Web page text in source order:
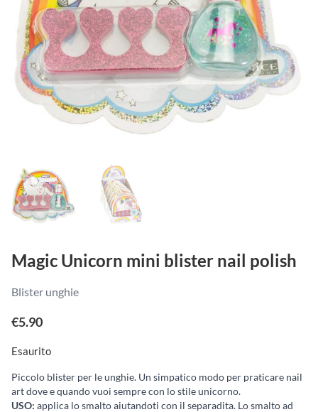
Magic Unicorn mini blister nail polish
Blister unghie
€5.90
Esaurito
Piccolo blister per le unghie. Un simpatico modo per praticare nail
art dove e quando vuoi sempre con lo stile unicorno.
USO: applica lo smalto aiutandoti con il separadita. Lo smalto ad